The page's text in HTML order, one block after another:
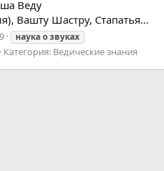
Веду
Вашту Шастру, Стапатья...
наукаозвуках
Категория: Ведические знания